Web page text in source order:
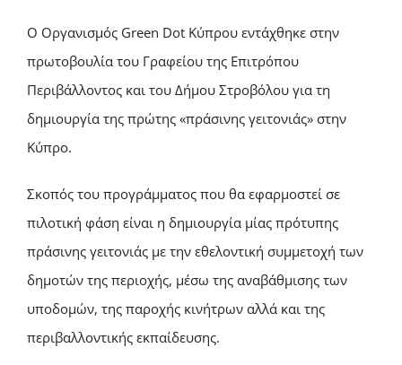
Ο Οργανισμός Green Dot Κύπρου εντάχθηκε στην
πρωτοβουλία του Γραφείου της Επιτρόπου
Περιβάλλοντος και του Δήμου Στροβόλου για τη
δημιουργία της πρώτης «πράσινης γειτονιάς» στην
Κύπρο.
Σκοπός του προγράμματος που θα εφαρμοστεί σε
πιλοτική φάση είναι η δημιουργία μίας πρότυπης
πράσινης γειτονιάς με την εθελοντική συμμετοχή των
δημοτών της περιοχής, μέσω της αναβάθμισης των
υποδομών, της παροχής κινήτρων αλλά και της
περιβαλλοντικής εκπαίδευσης.